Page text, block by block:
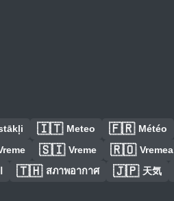
🇮🇹 Meteo 🇫🇷 Météo
🇸🇮 Vreme 🇷🇴 Vremea
🇹🇭 สภาพอากาศ 🇯🇵 天気